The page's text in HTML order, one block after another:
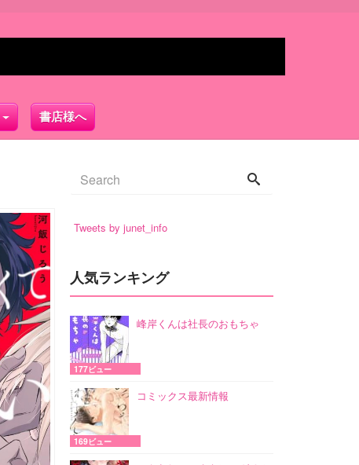
書店様へ
Tweets by junet_info
人気ランキング
峰岸くんは社長のおもちゃ
177ビュー
コミックス最新情報
169ビュー